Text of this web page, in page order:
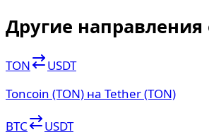
Другие
TON
USDT
Toncoin (TON) на Tether (TON)
BTC
USDT